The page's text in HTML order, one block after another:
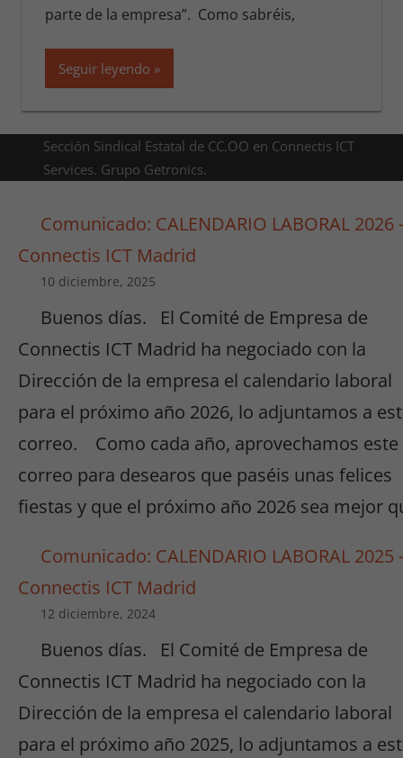
parte de la empresa”. Como sabréis,
Seguir leyendo
Sección Sindical Estatal de CC.OO en Connectis ICT
Services. Grupo Getronics.
Comunicado: CALENDARIO LABORAL 2026
Connectis ICT Madrid
10 diciembre, 2025
Buenos días. El Comité de Empresa de
Connectis ICT Madrid ha negociado con la
Dirección de la empresa el calendario laboral
para el próximo año 2026, lo adjuntamos a
correo. Como cada año, aprovechamos este
correo para desearos que paséis unas felices
fiestas y que el próximo año 2026 sea mejor
Comunicado: CALENDARIO LABORAL 2025
Connectis ICT Madrid
12 diciembre, 2024
Buenos días. El Comité de Empresa de
Connectis ICT Madrid ha negociado con la
Dirección de la empresa el calendario laboral
para el próximo año 2025, lo adjuntamos a